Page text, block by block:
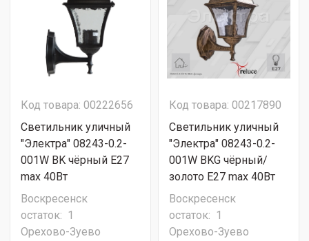
Код товара: 00222656
Светильник уличный
"Электра" 08243-0.2-
001W BK чёрный Е27
max 40Вт
Воскресенск
остаток: 1
Орехово-Зуево
Код товара: 00217890
Светильник уличный
"Электра" 08243-0.2-
001W BKG чёрный/
золото Е27 max 40Вт
Воскресенск
остаток: 1
Орехово-Зуево